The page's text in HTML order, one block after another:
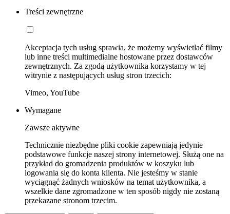
Treści zewnętrzne
Akceptacja tych usług sprawia, że możemy wyświetlać filmy
lub inne treści multimedialne hostowane przez dostawców
zewnętrznych. Za zgodą użytkownika korzystamy w tej
witrynie z następujących usług stron trzecich:
Vimeo, YouTube
Wymagane
Zawsze aktywne
Technicznie niezbędne pliki cookie zapewniają jedynie
podstawowe funkcje naszej strony internetowej. Służą one na
przykład do gromadzenia produktów w koszyku lub
logowania się do konta klienta. Nie jesteśmy w stanie
wyciągnąć żadnych wniosków na temat użytkownika, a
wszelkie dane zgromadzone w ten sposób nigdy nie zostaną
przekazane stronom trzecim.